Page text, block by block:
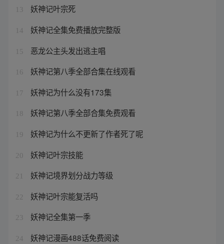
13 妖神记叶宗死
14 妖神记全集免费播放完整版
15 恶龙公主头发出逃主唱
16 妖神记第八季全部合集在线观看
17 妖神记为什么没有173集
18 妖神记第八季全部合集免费观看
19 妖神记为什么不更新了作者死了呢
20 妖神记叶宗技能
21 妖神记境界划分战力等级
22 妖神记叶宗能复活吗
23 妖神记全集第一季
24 妖神记漫画488话免费阅读